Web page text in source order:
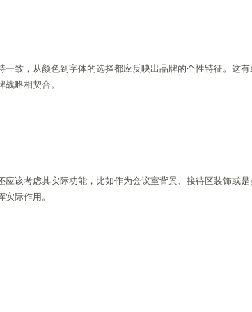
一致，从颜色到字体的选择都应反映出品牌的个性特征。这
略相契合。
应该考虑其实际功能，比如作为会议室背景、接待区装饰或是
际作用。